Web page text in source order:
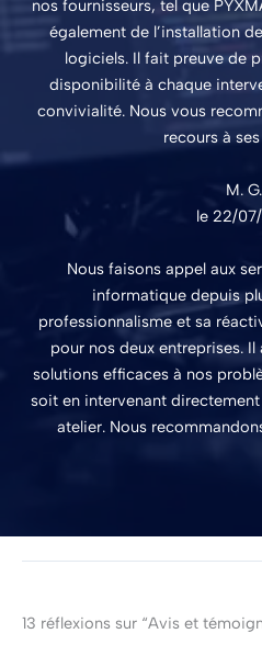
nos fournisseurs, tel que
également de l’installation
logiciels. Il fait preuve de
disponibilité à chaque
convivialité. Nous vous
recours à
M. G.
le 22/
Nous faisons appel aux
informatique depuis
professionnalisme et sa
pour nos deux entreprises.
solutions efficaces à nos
soit en intervenant
atelier. Nous
13 réflexions sur “Avis et